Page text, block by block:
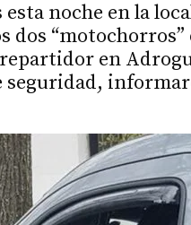
noche en la
dos “motochorros”
en
seguridad,